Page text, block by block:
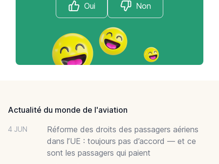
Oui Non
Actualité du monde de l'aviation
4 JUN
Réforme des droits des passagers aériens
dans l’UE : toujours pas d’accord — et ce
sont les passagers qui paient